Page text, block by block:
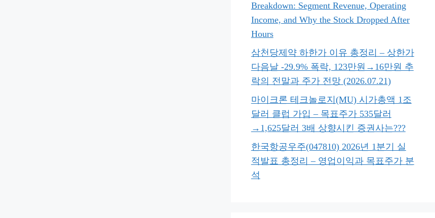
Breakdown: Segment Revenue, Operating
Income, and Why the Stock Dropped After
Hours
삼천당제약 하한가 이유 총정리 – 상한가
다음날 -29.9% 폭락, 123만원→16만원 추
락의 전말과 주가 전망 (2026.07.21)
마이크론 테크놀로지(MU) 시가총액 1조
달러 클럽 가입 – 목표주가 535달러
→1,625달러 3배 상향시킨 증권사는???
한국항공우주(047810) 2026년 1분기 실
적발표 총정리 – 영업이익과 목표주가 분
석